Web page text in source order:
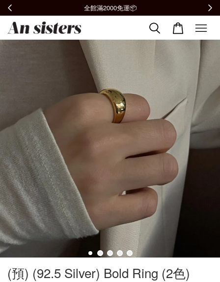
全館滿2000免運📦
(預) (92.5 Silver) Bold Ring (2色)